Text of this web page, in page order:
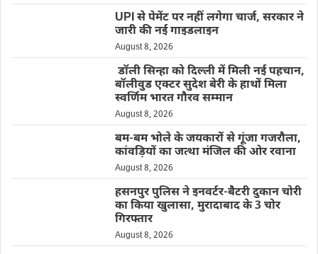
UPI से पेमेंट पर नहीं लगेगा चार्ज, सरकार ने
जारी की नई गाइडलाइन
August 8, 2026
डॉली सिन्हा को दिल्ली में मिली नई पहचान,
बॉलीवुड एक्टर सुदेश बेरी के हाथों मिला
स्वर्णिम भारत गौरव सम्मान
August 8, 2026
बम-बम भोले के जयकारों से गूंजा गजरौला,
कांवड़ियों का जत्था मंजिल की ओर रवाना
August 8, 2026
हसनपुर पुलिस ने इनवर्टर-बैटरी दुकान चोरी
का किया खुलासा, मुरादाबाद के 3 चोर
गिरफ्तार
August 8, 2026